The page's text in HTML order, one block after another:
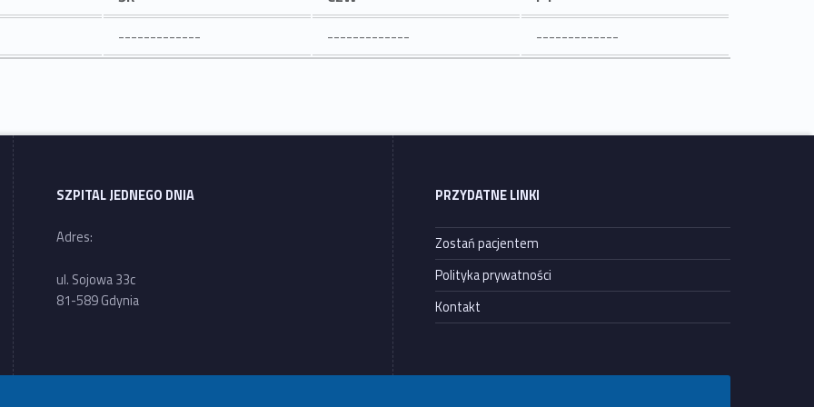
------------- ------------- -------------
SZPITAL JEDNEGO DNIA
Adres:
ul. Sojowa 33c
81-589 Gdynia
PRZYDATNE LINKI
Zostań pacjentem
Polityka prywatności
Kontakt